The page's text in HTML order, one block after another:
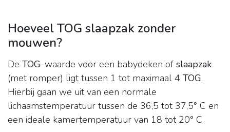
Hoeveel TOG slaapzak zonder
mouwen?
De TOG-waarde voor een babydeken of slaapzak
(met romper) ligt tussen 1 tot maximaal 4 TOG.
Hierbij gaan we uit van een normale
lichaamstemperatuur tussen de 36,5 tot 37,5° C en
een ideale kamertemperatuur van 18 tot 20° C.